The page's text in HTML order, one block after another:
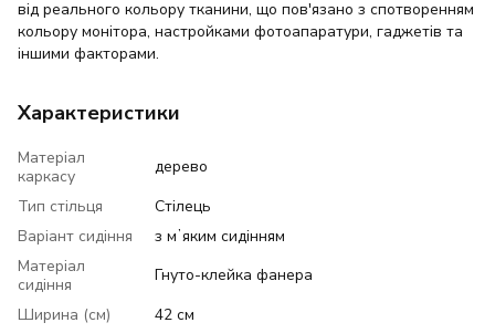
від реального кольору тканини, що пов'язано з спотворенням
кольору монітора, настройками фотоапаратури, гаджетів та
іншими факторами.
Характеристики
Матеріал
каркасу
дерево
Тип стільця
Стілець
Варіант сидіння
з мʼяким сидінням
Матеріал
сидіння
Гнуто-клейка фанера
Ширина (см)
42 см